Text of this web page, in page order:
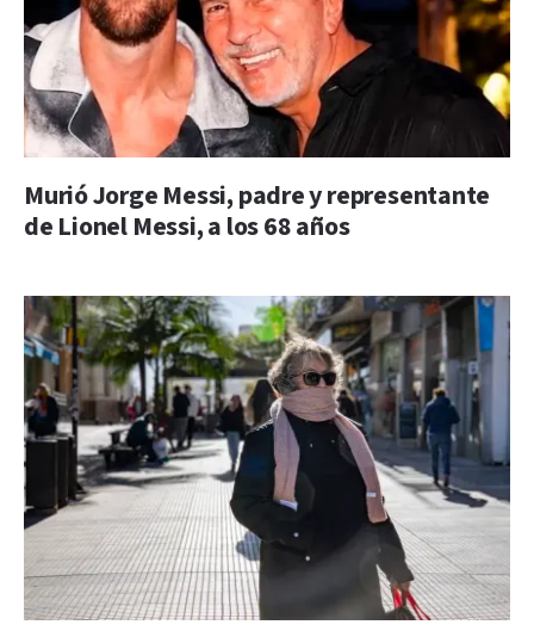
Murió Jorge Messi, padre y representante
de Lionel Messi, a los 68 años